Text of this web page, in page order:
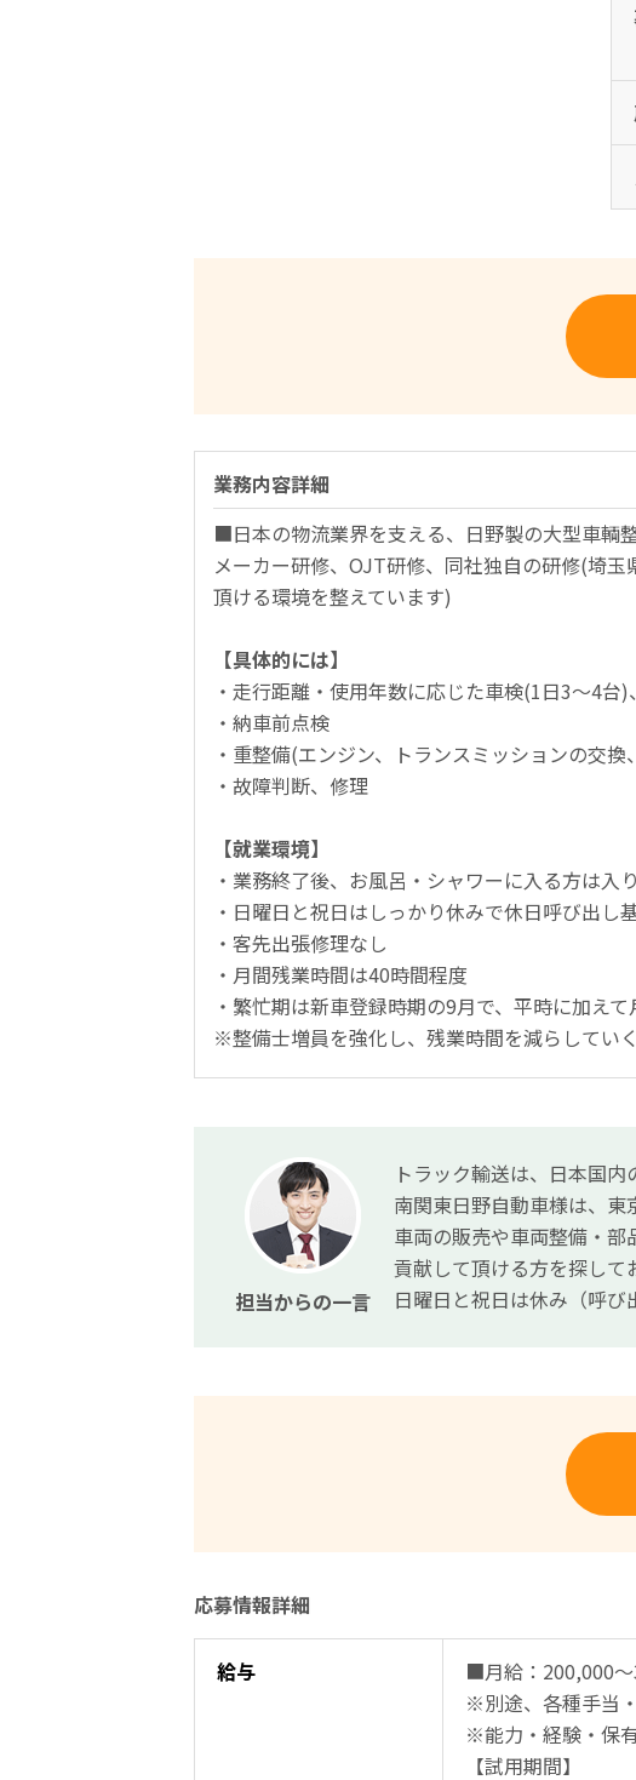
業務内容詳細
■日本の物流業界を支える、日野製の大型車輌
メーカー研修、OJT研修、同社独自の研修(埼
頂ける環境を整えています)
【具体的には】
・走行距離・使用年数に応じた車検(1日3～4台)
・納車前点検
・重整備(エンジン、トランスミッションの交換
・故障判断、修理
【就業環境】
・業務終了後、お風呂・シャワーに入る方は入
・日曜日と祝日はしっかり休みで休日呼び出し
・客先出張修理なし
・月間残業時間は40時間程度
・繁忙期は新車登録時期の9月で、平時に加え
※整備士増員を強化し、残業時間を減らしてい
担当からの一言
トラック輸送は、日本国
南関東日野自動車様は、
車両の販売や車両整備・
貢献して頂ける方を探して
日曜日と祝日は休み（呼び
応募情報詳細
給与
■月給：200,000
※別途、各種手当
※能力・経験・保
【試用期間】